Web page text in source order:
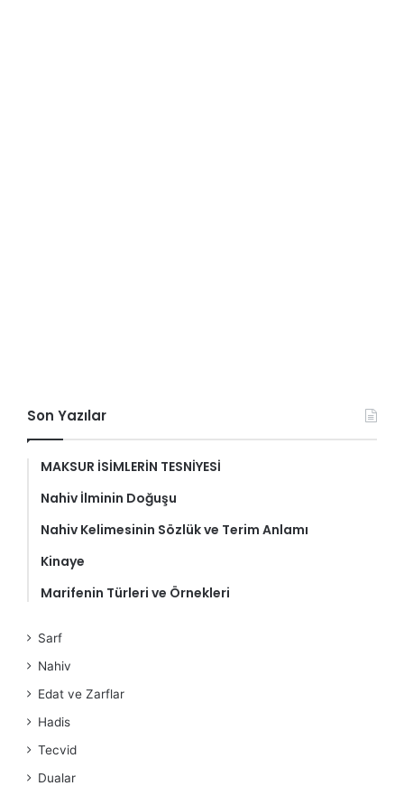
Son Yazılar
MAKSUR İSİMLERİN TESNİYESİ
Nahiv İlminin Doğuşu
Nahiv Kelimesinin Sözlük ve Terim Anlamı
Kinaye
Marifenin Türleri ve Örnekleri
Sarf
Nahiv
Edat ve Zarflar
Hadis
Tecvid
Dualar